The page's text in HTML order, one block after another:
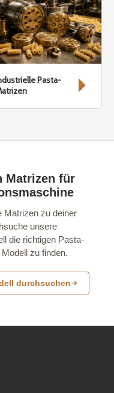
Pasta-
Matrizen für
Matrizen zu deiner
unsere
die richtigen Pasta-
zu finden.
durchsuchen